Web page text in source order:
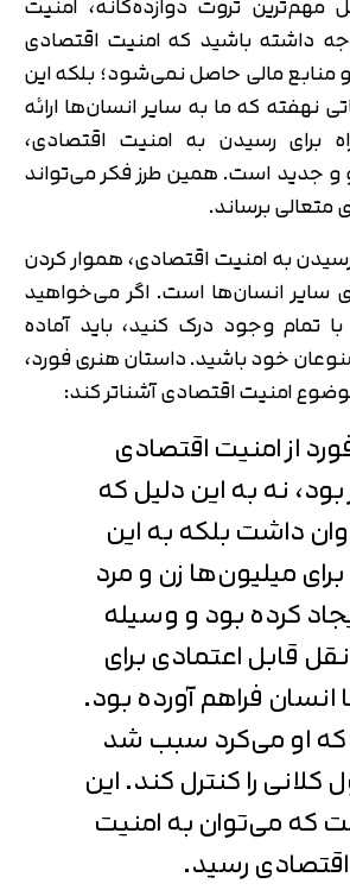
داشته باشید که امنیت اقتصادی
منابع مالی حاصل نمی‌شود؛ بلکه این
نهفته که ما به سایر انسان‌ها ارائه
برای رسیدن به امنیت اقتصادی،
و جدید است. همین طرز فکر می‌تواند
متعالی برساند.
به امنیت اقتصادی، هموار کردن
سایر انسان‌ها است. اگر می‌خواهید
تمام وجود درک کنید، باید آماده
خود باشید. داستان هنری فورد،
امنیت اقتصادی آشناتر کند:
از امنیت اقتصادی
بود، نه به این دلیل که
داشت بلکه به این
میلیون‌ها زن و مرد
کرده بود و وسیله‌
قابل اعتمادی برای
فراهم آورده بود.
او می‌کرد سبب شد
کلانی را کنترل کند. این
که می‌توان به امنیت
اقتصادی رسید.